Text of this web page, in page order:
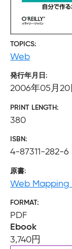
TOPICS
Web
発行年月日
2006年05月20
PRINT LENGTH
380
ISBN
4-87311-282-6
原書
Web Mapping
FORMAT
PDF
Ebook
3,740円